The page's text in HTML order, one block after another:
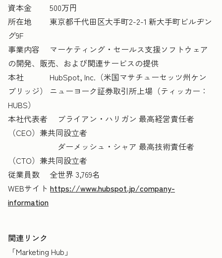
資本金 500万円
所在地 東京都千代田区大手町2-2-1 新大手町ビルヂン
グ9F
事業内容 マーケティング・セールス支援ソフトウェア
の開発、販売、および関連サービスの提供
本社 HubSpot, Inc.（米国マサチューセッツ州ケン
ブリッジ） ニューヨーク証券取引所上場（ティッカー：
HUBS）
本社代表者 ブライアン・ハリガン 最高経営責任者
（CEO）兼共同設立者
ダーメッシュ・シャア 最高技術責任者
（CTO）兼共同設立者
従業員数 全世界 3,769名
WEBサイト https://www.hubspot.jp/company-
information
関連リンク
「Marketing Hub」